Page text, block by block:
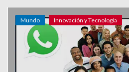
Mundo Innovación y Tecnología